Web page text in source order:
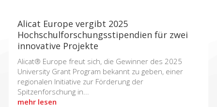
Alicat Europe vergibt 2025
Hochschulforschungsstipendien für zwei
innovative Projekte
Alicat® Europe freut sich, die Gewinner des 2025
University Grant Program bekannt zu geben, einer
regionalen Initiative zur Förderung der
Spitzenforschung in...
mehr lesen